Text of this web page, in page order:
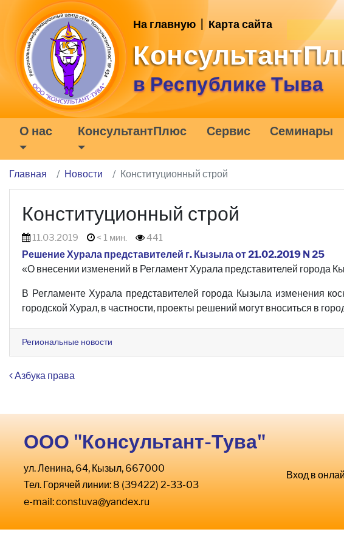
На главную Карта сайта
в Республике Тыва
О нас КонсультантПлюс Сервис Семинары
Главная Новости Конституционный строй
Конституционный строй
11.03.2019 < 1 мин. 441
Решение Хурала представителей г. Кызыла от 21.02.2019 N 25
«О внесении изменений в Регламент Хурала представителей города
В Регламенте Хурала представителей города Кызыла изменения
городской Хурал, в частности, проекты решений могут вноситься в
Региональные новости
Навигация по записям
Азбука права
ООО "Консультант-Тува"
ул. Ленина, 64, Кызыл, 667000
Тел. Горячей линии: 8 (39422) 2-33-03
e-mail:constuva@yandex.ru
Вход в